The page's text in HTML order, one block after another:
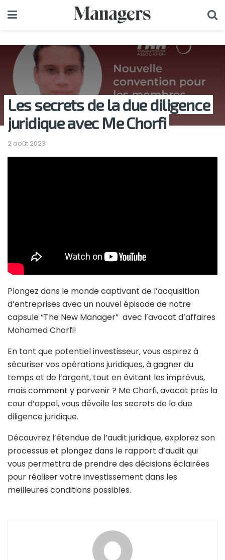
Les secrets de la due diligence
juridique avec Me Chorfi
2 août 2023
Plongez dans le monde captivant de l’acquisition
d’entreprises avec un nouvel épisode de notre
capsule “The New Manager” avec l’avocat d’affaires
Mohamed Chorfi!
En tant que potentiel investisseur, vous aspirez à
sécuriser vos opérations juridiques, à gagner du
temps et de l’argent, tout en évitant les imprévus,
mais comment y parvenir ? Me Chorfi, avocat près la
cour d’appel, vous dévoile les secrets de la due
diligence juridique.
Découvrez l’étendue de l’audit juridique, explorez son
processus et plongez dans le rapport d’audit qui
vous permettra de prendre des décisions éclairées
pour réaliser votre investissement dans les
meilleures conditions possibles.